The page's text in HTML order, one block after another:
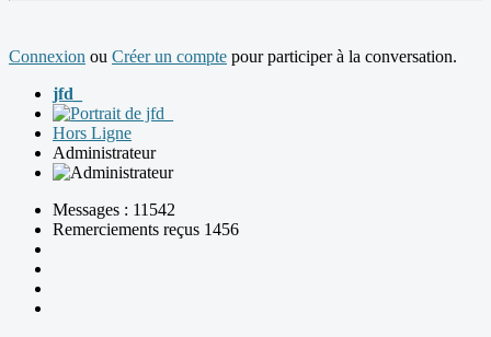
Connexion ou Créer un compte pour participer à la conversation.
jfd_
Hors Ligne
Administrateur
Messages : 11542
Remerciements reçus 1456